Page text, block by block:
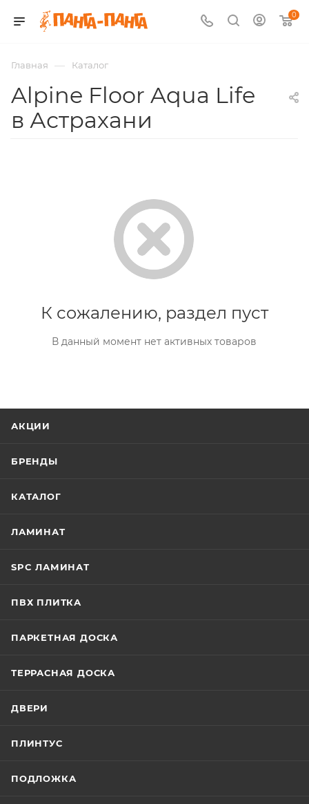
0
Главная — Каталог
Alpine Floor Aqua Life
в Астрахани
К сожалению, раздел пуст
В данный момент нет активных товаров
АКЦИИ
БРЕНДЫ
КАТАЛОГ
ЛАМИНАТ
SPC ЛАМИНАТ
ПВХ ПЛИТКА
ПАРКЕТНАЯ ДОСКА
ТЕРРАСНАЯ ДОСКА
ДВЕРИ
ПЛИНТУС
ПОДЛОЖКА